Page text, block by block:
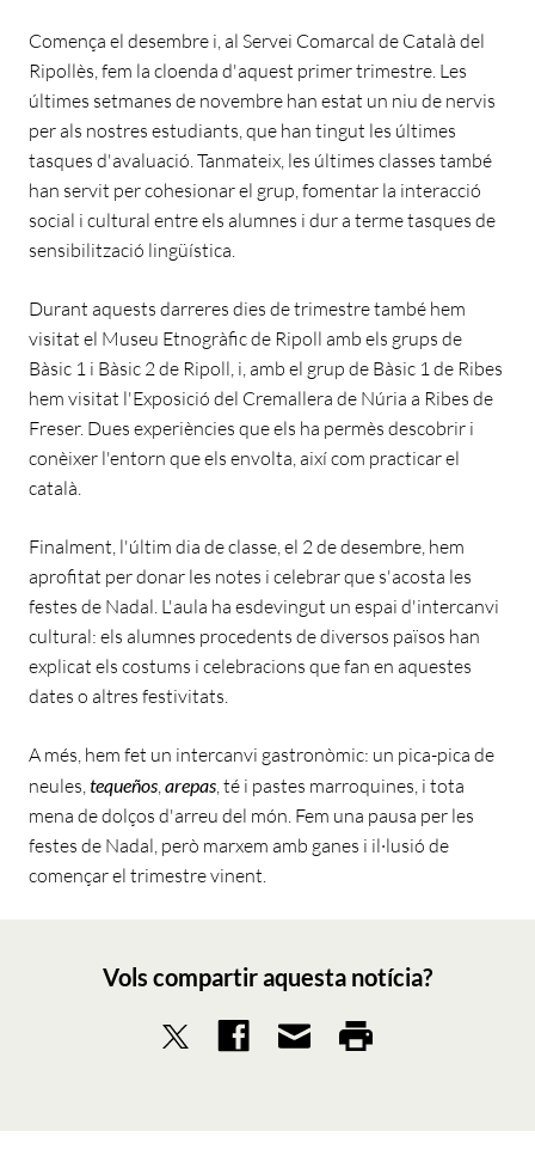
Comença el desembre i, al Servei Comarcal de Català del
Ripollès, fem la cloenda d'aquest primer trimestre. Les
últimes setmanes de novembre han estat un niu de nervis
per als nostres estudiants, que han tingut les últimes
tasques d'avaluació. Tanmateix, les últimes classes també
han servit per cohesionar el grup, fomentar la interacció
social i cultural entre els alumnes i dur a terme tasques de
sensibilització lingüística.
Durant aquests darreres dies de trimestre també hem
visitat el Museu Etnogràfic de Ripoll amb els grups de
Bàsic 1 i Bàsic 2 de Ripoll, i, amb el grup de Bàsic 1 de Ribes
hem visitat l'Exposició del Cremallera de Núria a Ribes de
Freser. Dues experiències que els ha permès descobrir i
conèixer l'entorn que els envolta, així com practicar el
català.
Finalment, l'últim dia de classe, el 2 de desembre, hem
aprofitat per donar les notes i celebrar que s'acosta les
festes de Nadal. L'aula ha esdevingut un espai d'intercanvi
cultural: els alumnes procedents de diversos països han
explicat els costums i celebracions que fan en aquestes
dates o altres festivitats.
A més, hem fet un intercanvi gastronòmic: un pica-pica de
neules,tequeños,arepas, té i pastes marroquines, i tota
mena de dolços d'arreu del món. Fem una pausa per les
festes de Nadal, però marxem amb ganes i il·lusió de
començar el trimestre vinent.
Vols compartir aquesta notícia?